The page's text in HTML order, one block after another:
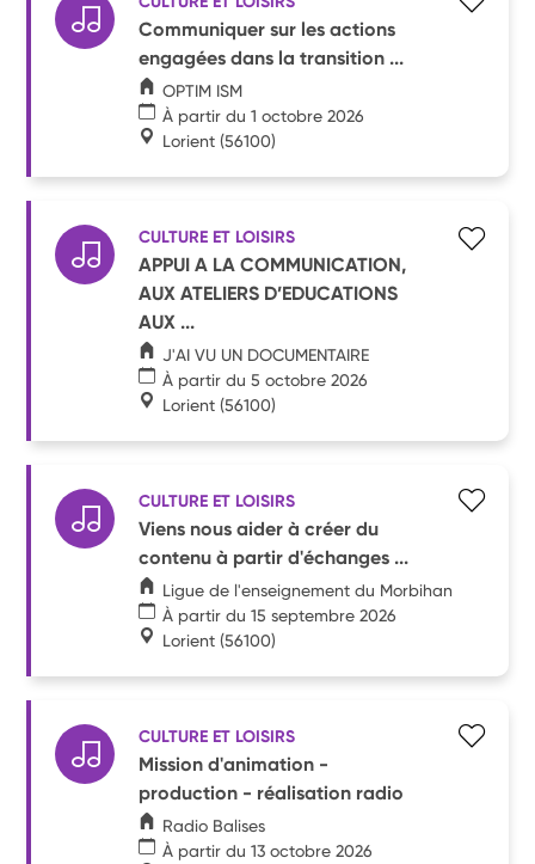
Communiquer sur les actions
engagées dans la transition ...
OPTIM ISM
À partir du 1 octobre 2026
Lorient (56100)
CULTURE ET LOISIRS
APPUI A LA COMMUNICATION,
AUX ATELIERS D’EDUCATIONS
AUX ...
J'AI VU UN DOCUMENTAIRE
À partir du 5 octobre 2026
Lorient (56100)
CULTURE ET LOISIRS
Viens nous aider à créer du
contenu à partir d'échanges ...
Ligue de l'enseignement du Morbihan
À partir du 15 septembre 2026
Lorient (56100)
CULTURE ET LOISIRS
Mission d'animation -
production - réalisation radio
Radio Balises
À partir du 13 octobre 2026